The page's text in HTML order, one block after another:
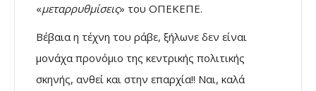
«μεταρρυθμίσεις» του ΟΠΕΚΕΠΕ.
Βέβαια η τέχνη του ράβε, ξήλωνε δεν είναι
μονάχα προνόμιο της κεντρικής πολιτικής
σκηνής, ανθεί και στην επαρχία!! Ναι, καλά